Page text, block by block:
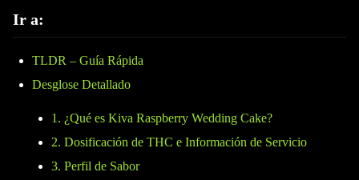
Ir a:
TLDR – Guía Rápida
Desglose Detallado
1. ¿Qué es Kiva Raspberry Wedding Cake?
2. Dosificación de THC e Información de Servicio
3. Perfil de Sabor